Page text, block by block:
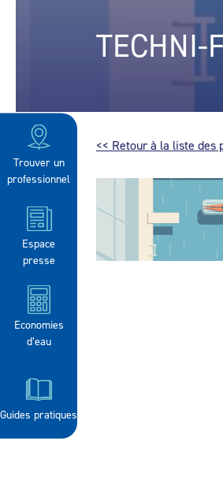
Trouver un
professionnel
Espace
presse
Economies
d’eau
Guides pratiques
TECHNI-
<< Retour à la liste des